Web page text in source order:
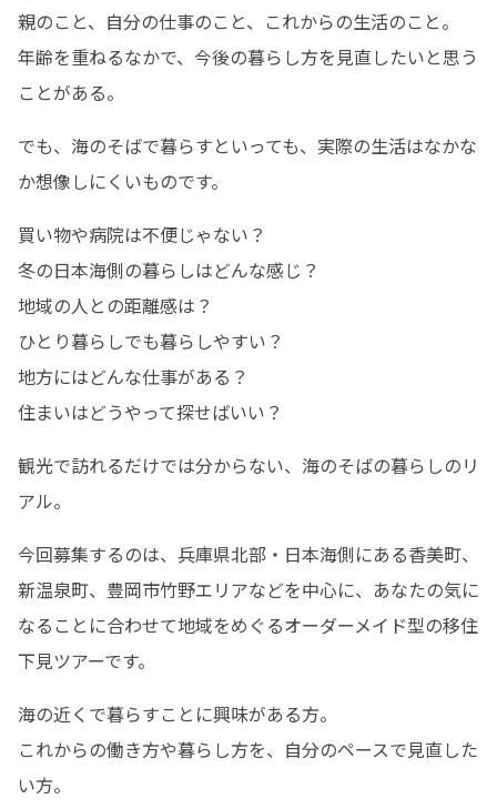
親のこと、自分の仕事のこと、これからの生活のこと。
年齢を重ねるなかで、今後の暮らし方を見直したいと思う
ことがある。
でも、海のそばで暮らすといっても、実際の生活はなかな
か想像しにくいものです。
買い物や病院は不便じゃない？
冬の日本海側の暮らしはどんな感じ？
地域の人との距離感は？
ひとり暮らしでも暮らしやすい？
地方にはどんな仕事がある？
住まいはどうやって探せばいい？
観光で訪れるだけでは分からない、海のそばの暮らしのリ
アル。
今回募集するのは、兵庫県北部・日本海側にある香美町、
新温泉町、豊岡市竹野エリアなどを中心に、あなたの気に
なることに合わせて地域をめぐるオーダーメイド型の移住
下見ツアーです。
海の近くで暮らすことに興味がある方。
これからの働き方や暮らし方を、自分のペースで見直した
い方。